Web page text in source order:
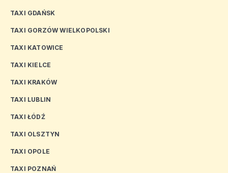
TAXI GDAŃSK
TAXI GORZÓW WIELKOPOLSKI
TAXI KATOWICE
TAXI KIELCE
TAXI KRAKÓW
TAXI LUBLIN
TAXI ŁÓDŹ
TAXI OLSZTYN
TAXI OPOLE
TAXI POZNAŃ